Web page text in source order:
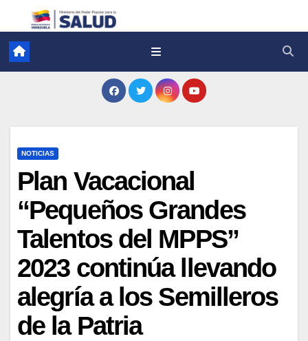
NOTICIAS
Plan Vacacional
“Pequeños Grandes
Talentos del MPPS”
2023 continúa llevando
alegría a los Semilleros
de la Patria